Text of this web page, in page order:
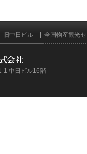
旧中日ビル 全国物産観光
中日ビル16階